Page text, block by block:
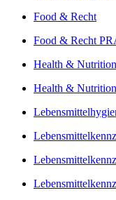
Food & Recht
Food & Recht
Health &
Health &